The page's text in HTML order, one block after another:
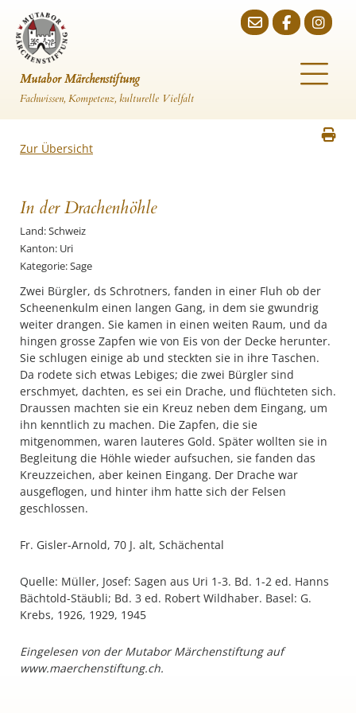
Mutabor Märchenstiftung
Fachwissen, Kompetenz, kulturelle Vielfalt
Zur Übersicht
In der Drachenhöhle
Land: Schweiz
Kanton: Uri
Kategorie: Sage
Zwei Bürgler, ds Schrotners, fanden in einer Fluh ob der
Scheenenkulm einen langen Gang, in dem sie gwundrig
weiter drangen. Sie kamen in einen weiten Raum, und da
hingen grosse Zapfen wie von Eis von der Decke herunter.
Sie schlugen einige ab und steckten sie in ihre Taschen.
Da rodete sich etwas Lebiges; die zwei Bürgler sind
erschmyet, dachten, es sei ein Drache, und flüchteten sich.
Draussen machten sie ein Kreuz neben dem Eingang, um
ihn kenntlich zu machen. Die Zapfen, die sie
mitgenommen, waren lauteres Gold. Später wollten sie in
Begleitung die Höhle wieder aufsuchen, sie fanden das
Kreuzzeichen, aber keinen Eingang. Der Drache war
ausgeflogen, und hinter ihm hatte sich der Felsen
geschlossen.
Fr. Gisler-Arnold, 70 J. alt, Schächental
Quelle: Müller, Josef: Sagen aus Uri 1-3. Bd. 1-2 ed. Hanns
Bächtold-Stäubli; Bd. 3 ed. Robert Wildhaber. Basel: G.
Krebs, 1926, 1929, 1945
Eingelesen von der Mutabor Märchenstiftung auf
www.maerchenstiftung.ch.